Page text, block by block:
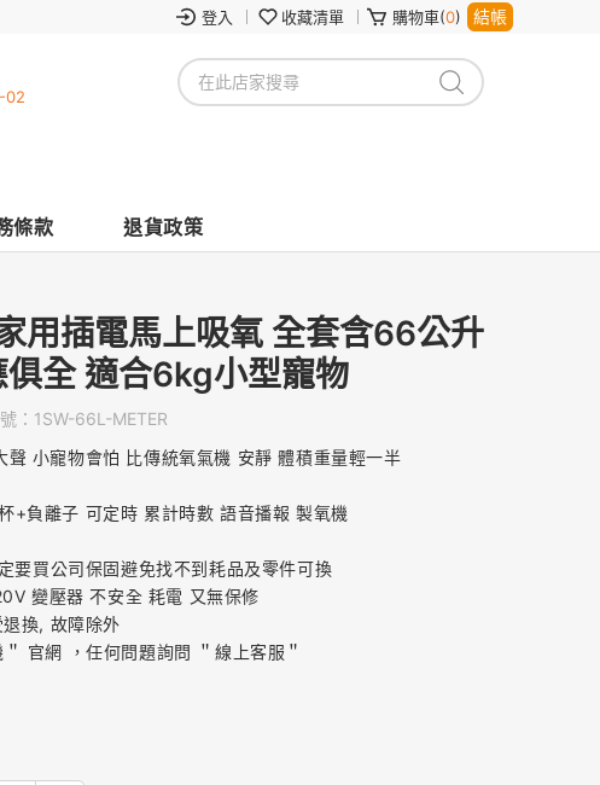
登入 收藏清單 購物車(0) 結帳
02
條款 退貨政策
用插電馬上吸氧 全套含66公升
全 適合6kg小型寵物
： 1SW-66L-METER
小寵物會怕 比傳統氧氣機 安靜 體積重量輕一半
+負離子 可定時 累計時數 語音播報 製氧機
要買公司保固避免找不到耗品及零件可換
變壓器 不安全 耗電 又無保修
換, 故障除外
官網 ，任何問題詢問 ＂線上客服＂